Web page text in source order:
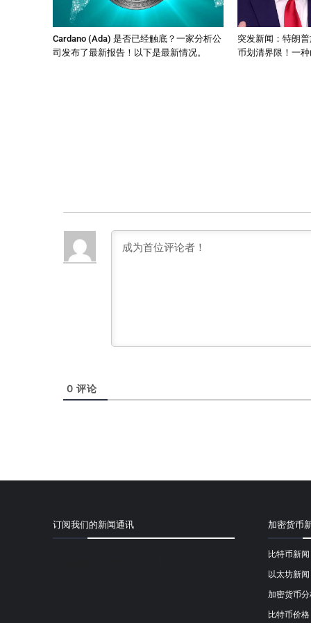
Cardano (Ada) 是否已经触底？一家分析公
司发布了最新报告！以下是最新情况。
突发新闻：特朗
币划清界限！一
0 评论
订阅我们的新闻通讯 加密货币
比特币新闻
以太坊新闻
加密货币
比特币价格